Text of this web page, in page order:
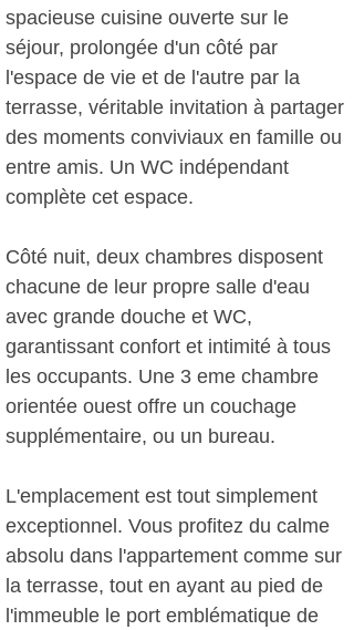
spacieuse cuisine ouverte sur le
séjour, prolongée d'un côté par
l'espace de vie et de l'autre par la
terrasse, véritable invitation à partager
des moments conviviaux en famille ou
entre amis. Un WC indépendant
complète cet espace.
Côté nuit, deux chambres disposent
chacune de leur propre salle d'eau
avec grande douche et WC,
garantissant confort et intimité à tous
les occupants. Une 3 eme chambre
orientée ouest offre un couchage
supplémentaire, ou un bureau.
L'emplacement est tout simplement
exceptionnel. Vous profitez du calme
absolu dans l'appartement comme sur
la terrasse, tout en ayant au pied de
l'immeuble le port emblématique de